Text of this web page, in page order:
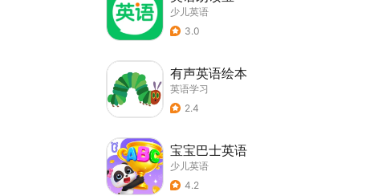
少儿英语
3.0
有声英语绘本
英语学习
2.4
宝宝巴士英语
少儿英语
4.2